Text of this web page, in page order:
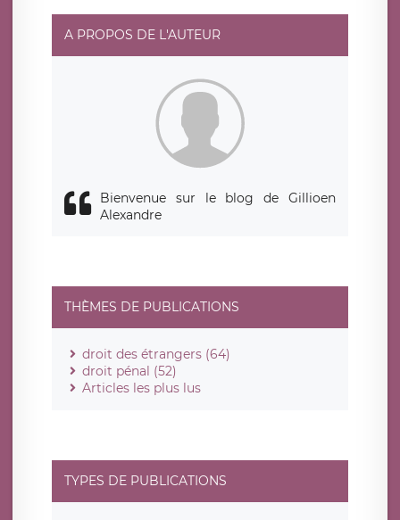
A PROPOS DE L'AUTEUR
Bienvenue sur le blog de Gillioen
Alexandre
THÈMES DE PUBLICATIONS
droit des étrangers (64)
droit pénal (52)
Articles les plus lus
TYPES DE PUBLICATIONS